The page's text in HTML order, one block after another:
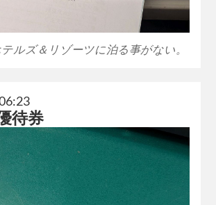
ルズ＆リゾーツに泊る事がない。
待券